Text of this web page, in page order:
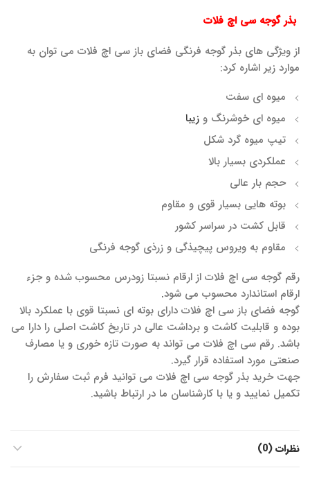
بذر گوجه سی اچ فلات
از ویژگی های بذر گوجه فرنگی فضای باز سی اچ فلات می توان به
موارد زیر اشاره کرد:
میوه ای سفت
میوه ای خوشرنگ و زیبا
تیپ میوه گرد شکل
عملکردی بسیار بالا
حجم بار عالی
بوته هایی بسیار قوی و مقاوم
قابل کشت در سراسر کشور
مقاوم به ویروس پیچیذگی و زرذی گوجه فرنگی
رقم گوجه سی اچ فلات از ارقام نسبتا زودرس محسوب شده و جزء
ارقام استاندارد محسوب می شود.
گوجه فضای باز سی اچ فلات دارای بوته ای نسبتا قوی با عملکرد بالا
بوده و قابلیت کاشت و برداشت عالی در تاریخ کاشت اصلی را دارا می
باشد. رقم سی اچ فلات می تواند به صورت تازه خوری و یا مصارف
صنعتی مورد استفاده قرار گیرد.
جهت خرید بذر گوجه سی اچ فلات می توانید فرم ثبت سفارش را
تکمیل نمایید و یا با کارشناسان ما در ارتباط باشید.
نظرات (0)